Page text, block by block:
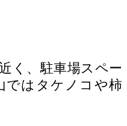
く、駐車場スペー
ではタケノコや柿